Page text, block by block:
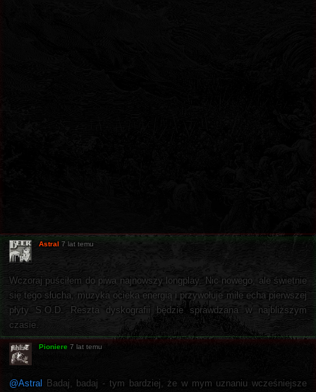
Astral 7 lat temu
Wczoraj puściłem do piwa najnowszy longplay. Nic nowego, ale świetnie
się tego słucha, muzyka ocieka energią i przywołuje miłe echa pierwszej
płyty S.O.D. Reszta dyskografii będzie sprawdzana w najbliższym
czasie.
Pioniere 7 lat temu
@Astral
Badaj, badaj - tym bardziej, że w mym uznaniu wcześniejsze